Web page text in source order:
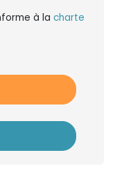
à la charte